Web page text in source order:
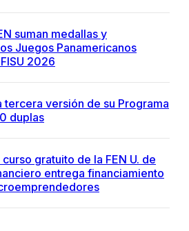
suman medallas y
Juegos Panamericanos
2026
tercera versión de su Programa
duplas
gratuito de la FEN U. de
entrega financiamiento